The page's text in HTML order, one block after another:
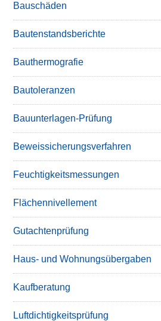
Bauschäden
Bautenstandsberichte
Bauthermografie
Bautoleranzen
Bauunterlagen-Prüfung
Beweissicherungsverfahren
Feuchtigkeitsmessungen
Flächennivellement
Gutachtenprüfung
Haus- und Wohnungsübergaben
Kaufberatung
Luftdichtigkeitsprüfung